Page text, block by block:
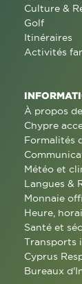
Culture &
Golf
Itinéraires
Activités
À propos
Chypre
Formalités
Météo et
Langues &
Monnaie
Heure,
Santé et
Transports
Cyprus
Bureaux